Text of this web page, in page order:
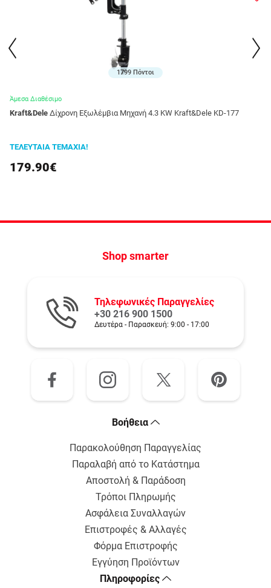
1799 Πόντοι
Άμεσα Διαθέσιμο
Kraft&Dele Δίχρονη Εξωλέμβια Μηχανή 4.3 KW Kraft&Dele KD-177
ΤΕΛΕΥΤΑΙΑ ΤΕΜΑΧΙΑ!
179.90€
Shop smarter
Bοήθεια
Παρακολούθηση Παραγγελίας
Παραλαβή από το Κατάστημα
Αποστολή & Παράδοση
Τρόποι Πληρωμής
Ασφάλεια Συναλλαγών
Επιστροφές & Αλλαγές
Φόρμα Επιστροφής
Εγγύηση Προϊόντων
Πληροφορίες
Τηλεφωνικές Παραγγελίες
+30 216 900 1500
Δευτέρα - Παρασκευή: 9:00 - 17:00